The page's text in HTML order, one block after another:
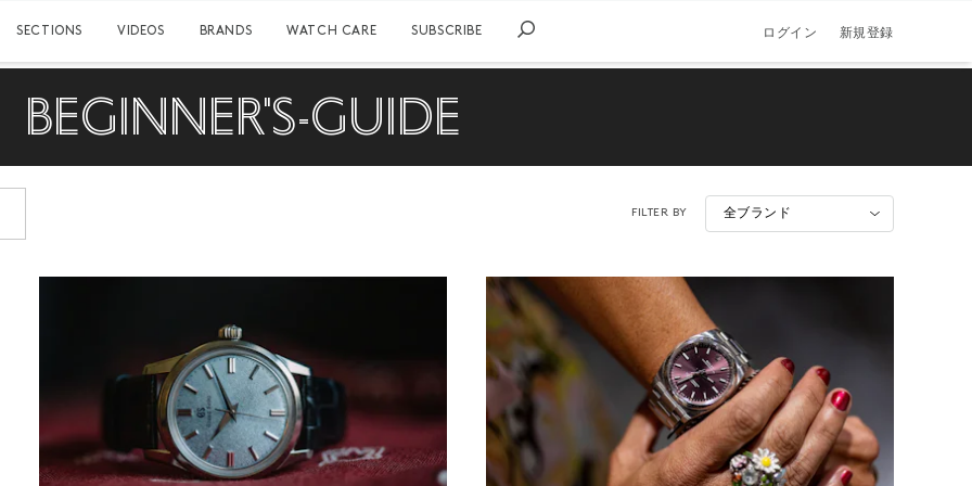
SECTIONS VIDEOS BRANDS WATCH CARE SUBSCRIBE ログイン 新規登録
BEGINNER'S-GUIDE
FILTER BY 全ブランド